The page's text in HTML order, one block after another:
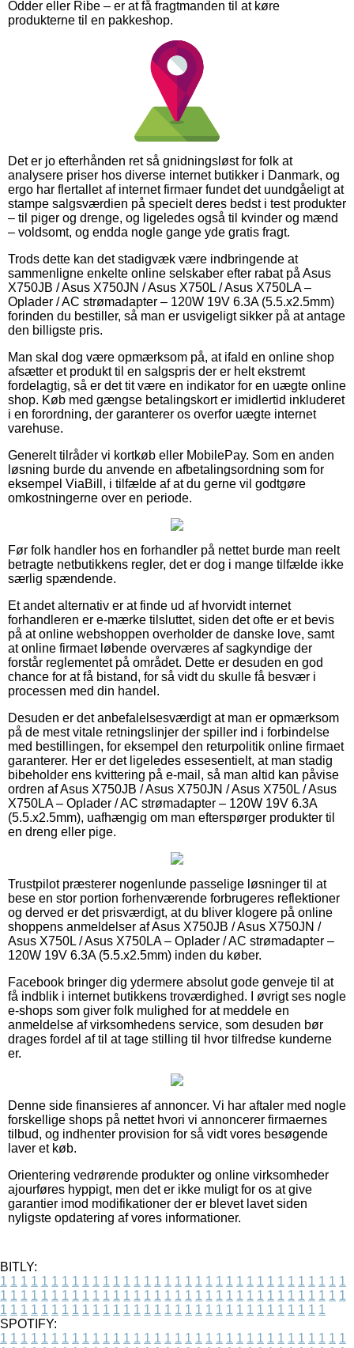
Odder eller Ribe – er at få fragtmanden til at køre
produkterne til en pakkeshop.
Det er jo efterhånden ret så gnidningsløst for folk at
analysere priser hos diverse internet butikker i Danmark, og
ergo har flertallet af internet firmaer fundet det uundgåeligt at
stampe salgsværdien på specielt deres bedst i test produkter
– til piger og drenge, og ligeledes også til kvinder og mænd
– voldsomt, og endda nogle gange yde gratis fragt.
Trods dette kan det stadigvæk være indbringende at
sammenligne enkelte online selskaber efter rabat på Asus
X750JB / Asus X750JN / Asus X750L / Asus X750LA –
Oplader / AC strømadapter – 120W 19V 6.3A (5.5.x2.5mm)
forinden du bestiller, så man er usvigeligt sikker på at antage
den billigste pris.
Man skal dog være opmærksom på, at ifald en online shop
afsætter et produkt til en salgspris der er helt ekstremt
fordelagtig, så er det tit være en indikator for en uægte online
shop. Køb med gængse betalingskort er imidlertid inkluderet
i en forordning, der garanterer os overfor uægte internet
varehuse.
Generelt tilråder vi kortkøb eller MobilePay. Som en anden
løsning burde du anvende en afbetalingsordning som for
eksempel ViaBill, i tilfælde af at du gerne vil godtgøre
omkostningerne over en periode.
Før folk handler hos en forhandler på nettet burde man reelt
betragte netbutikkens regler, det er dog i mange tilfælde ikke
særlig spændende.
Et andet alternativ er at finde ud af hvorvidt internet
forhandleren er e-mærke tilsluttet, siden det ofte er et bevis
på at online webshoppen overholder de danske love, samt
at online firmaet løbende overværes af sagkyndige der
forstår reglementet på området. Dette er desuden en god
chance for at få bistand, for så vidt du skulle få besvær i
processen med din handel.
Desuden er det anbefalelsesværdigt at man er opmærksom
på de mest vitale retningslinjer der spiller ind i forbindelse
med bestillingen, for eksempel den returpolitik online firmaet
garanterer. Her er det ligeledes essesentielt, at man stadig
bibeholder ens kvittering på e-mail, så man altid kan påvise
ordren af Asus X750JB / Asus X750JN / Asus X750L / Asus
X750LA – Oplader / AC strømadapter – 120W 19V 6.3A
(5.5.x2.5mm), uafhængig om man efterspørger produkter til
en dreng eller pige.
Trustpilot præsterer nogenlunde passelige løsninger til at
bese en stor portion forhenværende forbrugeres reflektioner
og derved er det prisværdigt, at du bliver klogere på online
shoppens anmeldelser af Asus X750JB / Asus X750JN /
Asus X750L / Asus X750LA – Oplader / AC strømadapter –
120W 19V 6.3A (5.5.x2.5mm) inden du køber.
Facebook bringer dig ydermere absolut gode genveje til at
få indblik i internet butikkens troværdighed. I øvrigt ses nogle
e-shops som giver folk mulighed for at meddele en
anmeldelse af virksomhedens service, som desuden bør
drages fordel af til at tage stilling til hvor tilfredse kunderne
er.
Denne side finansieres af annoncer. Vi har aftaler med nogle
forskellige shops på nettet hvori vi annoncerer firmaernes
tilbud, og indhenter provision for så vidt vores besøgende
laver et køb.
Orientering vedrørende produkter og online virksomheder
ajourføres hyppigt, men det er ikke muligt for os at give
garantier imod modifikationer der er blevet lavet siden
nyligste opdatering af vores informationer.
BITLY:
1 1 1 1 1 1 1 1 1 1 1 1 1 1 1 1 1 1 1 1 1 1 1 1 1 1 1 1 1 1 1 1 1 1
1 1 1 1 1 1 1 1 1 1 1 1 1 1 1 1 1 1 1 1 1 1 1 1 1 1 1 1 1 1 1 1 1 1
1 1 1 1 1 1 1 1 1 1 1 1 1 1 1 1 1 1 1 1 1 1 1 1 1 1 1 1 1 1 1 1
SPOTIFY:
1 1 1 1 1 1 1 1 1 1 1 1 1 1 1 1 1 1 1 1 1 1 1 1 1 1 1 1 1 1 1 1 1 1